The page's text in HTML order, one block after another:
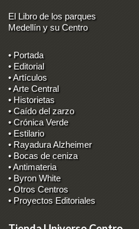
El Libro de los parques
Medellín y su Centro
• Portada
• Editorial
• Artículos
• Arte Central
• Historietas
• Caído del zarzo
• Crónica Verde
• Estilario
• Rayadura Alzheimer
• Bocas de ceniza
• Antimateria
• Byron White
• Otros Centros
• Proyectos Editoriales